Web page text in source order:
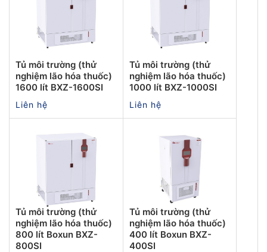
Tủ môi trường (thử
nghiệm lão hóa thuốc)
1600 lít BXZ-1600SI
Liên hệ
Tủ môi trường (thử
nghiệm lão hóa thuốc)
1000 lít BXZ-1000SI
Liên hệ
Tủ môi trường (thử
nghiệm lão hóa thuốc)
800 lít Boxun BXZ-
800SI
Tủ môi trường (thử
nghiệm lão hóa thuốc)
400 lít Boxun BXZ-
400SI